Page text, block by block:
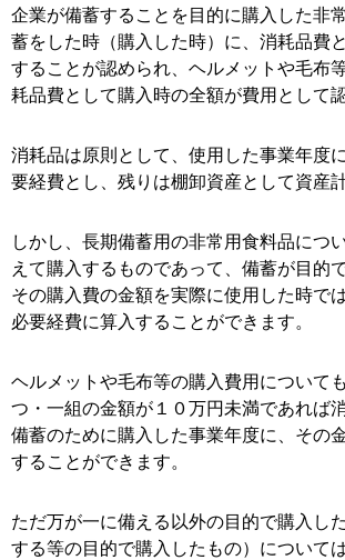
企業が備蓄することを目的に購入した非
蓄をした時（購入した時）に、消耗品費
することが認められ、ヘルメットや毛布
耗品費として購入時の全額が費用として
消耗品は原則として、使用した事業年度
要経費とし、残りは棚卸資産として資産
しかし、長期備蓄用の非常用食料品につ
えて購入するものであって、備蓄が目的
その購入費の金額を実際に使用した時で
必要経費に算入することができます。
ヘルメットや毛布等の購入費用について
つ・一組の金額が１０万円未満であれば
備蓄のために購入した事業年度に、その
することができます。
ただ万が一に備える以外の目的で購入し
する等の目的で購入したもの）について